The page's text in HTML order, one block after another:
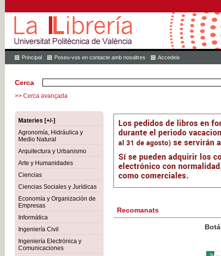
Principal Poseu-vos en contacte amb nosaltres Accedeix
Cerca
>> Cerca avançada
Materies [+/-]
Agronomía, Hidráulica y
Medio Natural
Arquitectura y Urbanismo
Arte y Humanidades
Ciencias
Ciencias Sociales y Jurídicas
Economía y Organización de
Empresas
Informática
Ingeniería Civil
Ingeniería Electrónica y
Comunicaciones
Recomanats